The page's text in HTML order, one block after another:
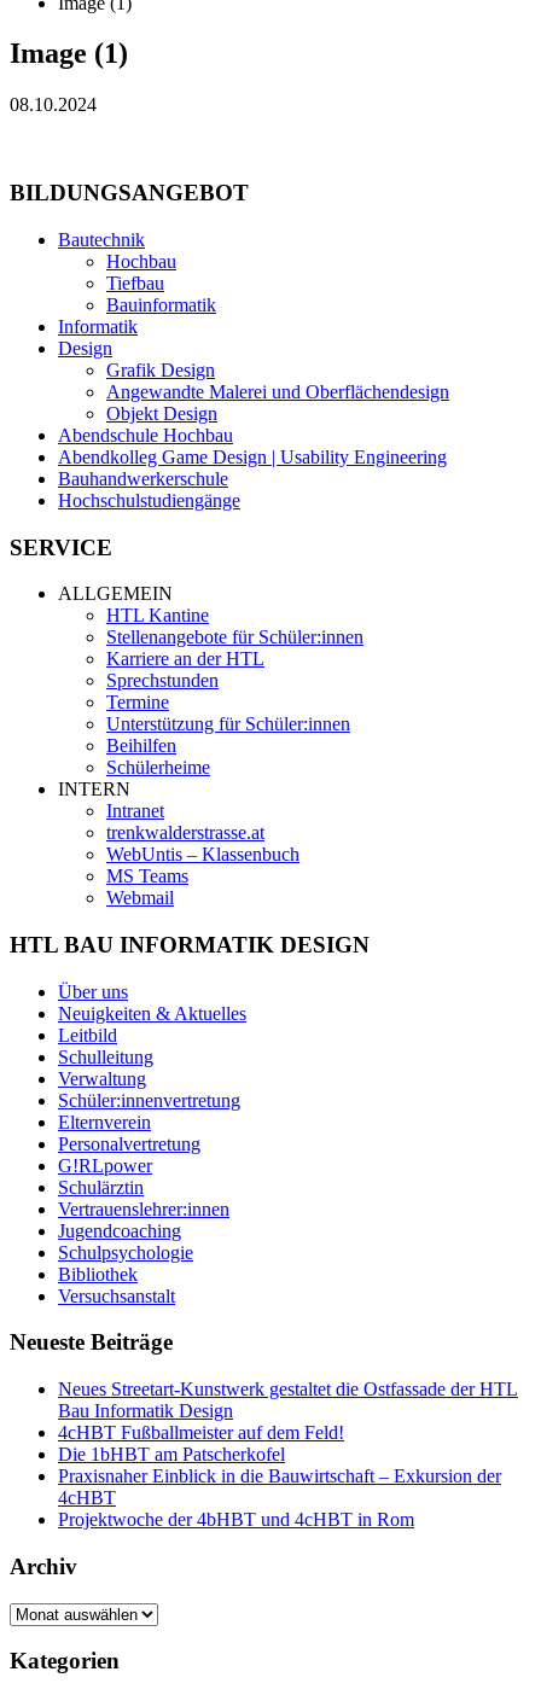
Image (1)
08.10.2024
BILDUNGSANGEBOT
Bautechnik
Hochbau
Tiefbau
Bauinformatik
Informatik
Design
Grafik Design
Angewandte Malerei und Oberflächendesign
Objekt Design
Abendschule Hochbau
Abendkolleg Game Design | Usability Engineering
Bauhandwerkerschule
Hochschulstudiengänge
SERVICE
ALLGEMEIN
HTL Kantine
Stellenangebote für Schüler:innen
Karriere an der HTL
Sprechstunden
Termine
Unterstützung für Schüler:innen
Beihilfen
Schülerheime
INTERN
Intranet
trenkwalderstrasse.at
WebUntis – Klassenbuch
MS Teams
Webmail
HTL BAU INFORMATIK DESIGN
Über uns
Neuigkeiten & Aktuelles
Leitbild
Schulleitung
Verwaltung
Schüler:innenvertretung
Elternverein
Personalvertretung
G!RLpower
Schulärztin
Vertrauenslehrer:innen
Jugendcoaching
Schulpsychologie
Bibliothek
Versuchsanstalt
Neueste Beiträge
Neues Streetart-Kunstwerk gestaltet die Ostfassade der HTL
Bau Informatik Design
4cHBT Fußballmeister auf dem Feld!
Die 1bHBT am Patscherkofel
Praxisnaher Einblick in die Bauwirtschaft – Exkursion der
4cHBT
Projektwoche der 4bHBT und 4cHBT in Rom
Archiv
Archiv
Kategorien